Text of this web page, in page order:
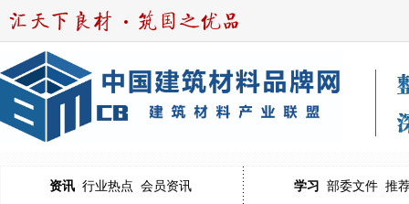
资讯 行业热点 会员资讯
学习 部委文件 推